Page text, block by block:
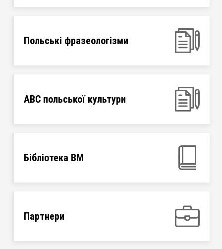
Польські фразеологізми
ABC польської культури
Бібліотека ВМ
Партнери